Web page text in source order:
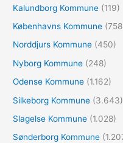
Kalundborg Kommune (119)
Københavns Kommune
Norddjurs Kommune (450)
Nyborg Kommune (248)
Odense Kommune (1.162)
Silkeborg Kommune (3.643)
Slagelse Kommune (1.028)
Sønderborg Kommune